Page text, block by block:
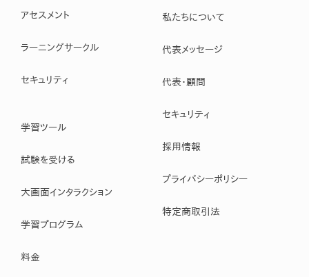
アセスメント
ラーニングサークル
セキュリティ
学習ツール
試験を受ける
大画面インタラクション
学習プログラム
料金
私たちについて
代表メッセージ
代表・顧問
セキュリティ
採用情報
プライバシーポリシー
特定商取引法